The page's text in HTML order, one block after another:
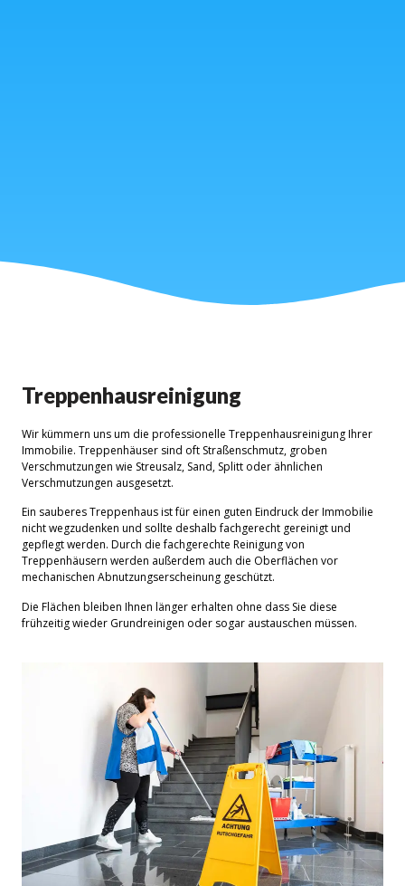
Treppenhausreinigung
Wir kümmern uns um die professionelle Treppenhausreinigung Ihrer
Immobilie. Treppenhäuser sind oft Straßenschmutz, groben
Verschmutzungen wie Streusalz, Sand, Splitt oder ähnlichen
Verschmutzungen ausgesetzt.
Ein sauberes Treppenhaus ist für einen guten Eindruck der Immobilie
nicht wegzudenken und sollte deshalb fachgerecht gereinigt und
gepflegt werden. Durch die fachgerechte Reinigung von
Treppenhäusern werden außerdem auch die Oberflächen vor
mechanischen Abnutzungserscheinung geschützt.
Die Flächen bleiben Ihnen länger erhalten ohne dass Sie diese
frühzeitig wieder Grundreinigen oder sogar austauschen müssen.